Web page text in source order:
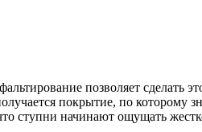
позволяет сделать
покрытие, по которому
ступни начинают ощущать